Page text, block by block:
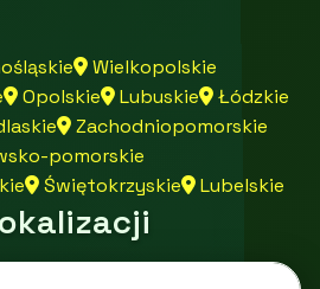
Wielkopolskie
Opolskie Lubuskie
Łódzkie
Zachodniopomorskie
pomorskie
Świętokrzyskie Lubelskie